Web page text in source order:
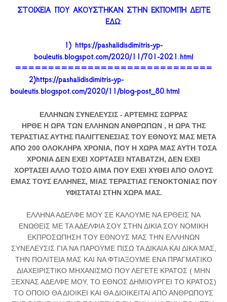
ΣΤΟΙΧΕΙΑ ΠΟΥ ΑΚΟΥΣΤΗΚΑΝ ΣΤΗΝ ΕΚΠΟΜΠΗ ΔΕΙΤΕ
ΕΔΩ:
1) https://pashalidisdimitris-yp-
bouleutis.blogspot.com/2020/11/701-2021.html
==============================
2)https://pashalidisdimitris-yp-
bouleutis.blogspot.com/2020/11/blog-post_80.html
ΕΛΛΗΝΩΝ ΣΥΝΕΛΕΥΣΙΣ - ΑΡΤΕΜΗΣ ΣΩΡΡΑΣ
ΗΡΘΕ Η ΩΡΑ ΤΩΝ ΕΛΛΗΝΩΝ ΑΝΘΡΩΠΩΝ , Η ΩΡΑ ΤΗΣ
ΤΕΡΑΣΤΙΑΣ ΑΥΤΗΣ ΠΑΛΙΓΓΕΝΕΣΙΑΣ ΤΟΥ ΕΘΝΟΥΣ ΜΑΣ ΜΕΤΑ
ΑΠΟ 200 ΟΛΟΚΛΗΡΑ ΧΡΟΝΙΑ, ΠΟΥ Η ΧΩΡΑ ΜΑΣ ΑΥΤΗ ΤΟΣΑ
ΧΡΟΝΙΑ ΔΕΝ ΕΧΕΙ ΧΟΡΤΑΣΕΙ ΝΤΑΒΑΤΖΗ, ΔΕΝ ΕΧΕΙ
ΧΟΡΤΑΣΕΙ ΑΛΛΟ ΤΟΣΟ ΑΙΜΑ ΠΟΥ ΕΧΕΙ ΧΥΘΕΙ ΑΠΟ ΟΛΟΥΣ
ΕΜΑΣ ΤΟΥΣ ΕΛΛΗΝΕΣ, ΜΙΑΣ ΤΕΡΑΣΤΙΑΣ ΓΕΝΟΚΤΟΝΙΑΣ ΠΟΥ
ΥΦΙΣΤΑΤΑΙ ΣΤΗΝ ΧΩΡΑ ΜΑΣ.
ΕΛΛΗΝΑ ΑΔΕΛΦΕ ΜΟΥ ΣΕ ΚΑΛΟΥΜΕ ΝΑ ΕΡΘΕΙΣ ΝΑ
ΕΝΩΘΕΙΣ ΜΕ ΤΑ ΑΔΕΛΦΙΑ ΣΟΥ ΣΤΗΝ ΔΙΚΙΑ ΣΟΥ ΝΟΜΙΚΗ
ΕΚΠΡΟΣΩΠΗΣΗ ΤΟΥ ΕΘΝΟΥΣ ΜΑΣ ΤΗΝ ΕΛΛΗΝΩΝ
ΣΥΝΕΛΕΥΣΙΣ ΓΙΑ ΝΑ ΠΑΡΟΥΜΕ ΠΙΣΩ ΤΑ ΔΙΚΑΙΑ ΚΑΙ ΔΙΚΑ ΜΑΣ,
ΤΗΝ ΠΟΛΙΤΕΙΑ ΜΑΣ ΚΑΙ ΝΑ ΦΤΙΑΞΟΥΜΕ ΕΝΑ ΠΡΑΓΜΑΤΙΚΟ
ΔΙΑΧΕΙΡΙΣΤΙΚΟ ΜΗΧΑΝΙΣΜΟ ΠΟΥ ΛΕΓΕΤΕ ΚΡΑΤΟΣ ( ΜΗΝ
ΞΕΧΝΑΣ ΑΔΕΛΦΕ ΜΟΥ, ΤΟ ΕΘΝΟΣ ΔΗΜΙΟΥΡΓΕΙ ΤΟ ΚΡΑΤΟΣ)
ΤΟ ΟΠΟΙΟ ΘΑ ΔΙΟΙΚΕΙ ΚΑΙ ΘΑ ΔΙΟΙΚΕΙΤΑΙ ΑΠΟ ΑΝΘΡΩΠΟΥΣ